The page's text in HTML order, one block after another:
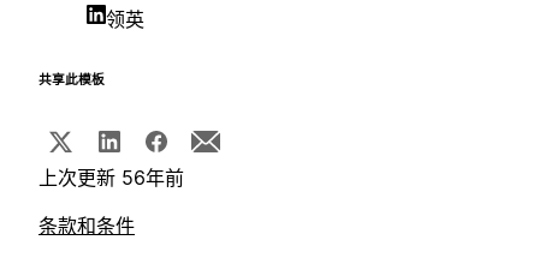
领英
共享此模板
上次更新 56年前
条款和条件